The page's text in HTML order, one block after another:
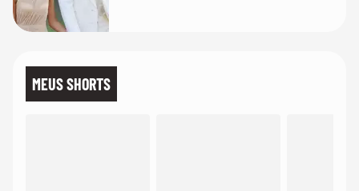
MEUS SHORTS